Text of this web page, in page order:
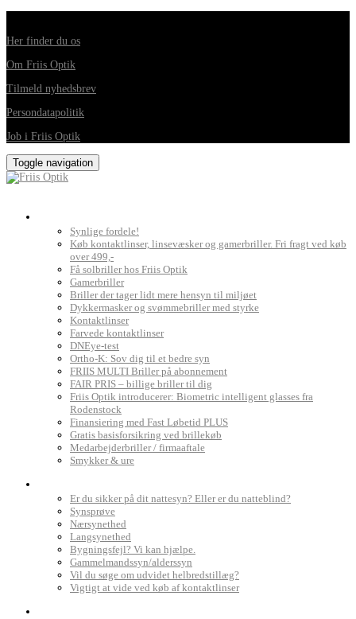
Her finder du os
Om Friis Optik
Tilmeld nyhedsbrev
Persondatapolitik
Job i Friis Optik
Toggle navigation
Synlige fordele!
Køb kontaktlinser, linsevæsker og gamerbriller. Fri fragt ved køb
over 499,-
Få solbriller hos Friis Optik
Gamerbriller
Briller der tager lidt mere hensyn til miljøet
Dykkermasker og svømmebriller med styrke
Kontaktlinser
Farvede kontaktlinser
DNEye-test
Ortho-K: Sov dig til et bedre syn
FRIIS MULTI Briller på abonnement
FAIR PRIS – billige briller til dig
Friis Optik introducerer: Biometric intelligent glasses fra
Rodenstock
Finansiering med Fast Løbetid PLUS
Gratis basisforsikring ved brillekøb
Medarbejderbriller / firmaaftale
Smykker & ure
Er du sikker på dit nattesyn? Eller er du natteblind?
Synsprøve
Nærsynethed
Langsynethed
Bygningsfejl? Vi kan hjælpe.
Gammelmandssyn/alderssyn
Vil du søge om udvidet helbredstillæg?
Vigtigt at vide ved køb af kontaktlinser